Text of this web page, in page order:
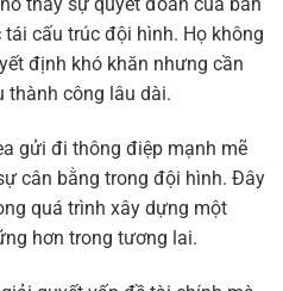
cấu trúc đội hình. Họ không
định khó khăn nhưng cần
thành công lâu dài.
gửi đi thông điệp mạnh mẽ
cân bằng trong đội hình. Đây
quá trình xây dựng một
hơn trong tương lai.